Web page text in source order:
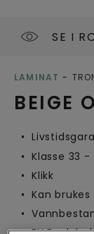
SE I
BEIGE
LAMINAT
Klasse 33
Klikk
Kan